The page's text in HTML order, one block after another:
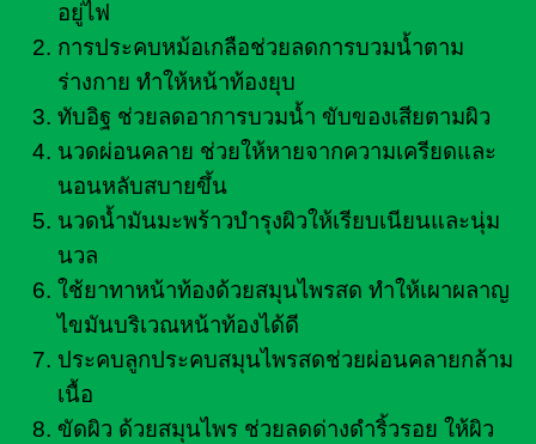
อยู่ไฟ
การประคบหม้อเกลือช่วยลดการบวมน้ำตาม
ร่างกาย ทำให้หน้าท้องยุบ
ทับอิฐ ช่วยลดอาการบวมน้ำ ขับของเสียตามผิว
นวดผ่อนคลาย ช่วยให้หายจากความเครียดและ
นอนหลับสบายขึ้น
นวดน้ำมันมะพร้าวบำรุงผิวให้เรียบเนียนและนุ่ม
นวล
ใช้ยาทาหน้าท้องด้วยสมุนไพรสด ทำให้เผาผลาญ
ไขมันบริเวณหน้าท้องได้ดี
ประคบลูกประคบสมุนไพรสดช่วยผ่อนคลายกล้าม
เนื้อ
ขัดผิว ด้วยสมุนไพร ช่วยลดด่างดำริ้วรอย ให้ผิว